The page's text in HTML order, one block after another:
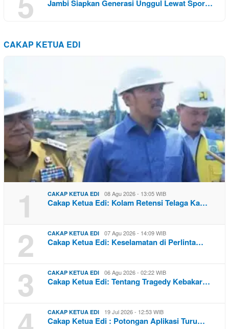
Jambi Siapkan Generasi Unggul Lewat Spor…
CAKAP KETUA EDI
1 CAKAP KETUA EDI 08 Agu 2026 - 13:05 WIB
Cakap Ketua Edi: Kolam Retensi Telaga Ka…
2 CAKAP KETUA EDI 07 Agu 2026 - 14:09 WIB
Cakap Ketua Edi: Keselamatan di Perlinta…
3 CAKAP KETUA EDI 06 Agu 2026 - 02:22 WIB
Cakap Ketua Edi: Tentang Tragedy Kebakar…
CAKAP KETUA EDI 19 Jul 2026 - 12:53 WIB
Cakap Ketua Edi : Potongan Aplikasi Turu…